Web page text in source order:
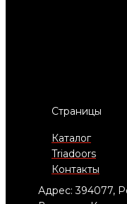
Страницы
Каталог
Triadoors
Контакты
Адрес: 394077,